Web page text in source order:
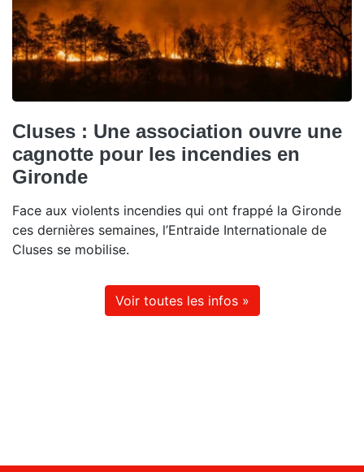
Cluses : Une association ouvre une
cagnotte pour les incendies en
Gironde
Face aux violents incendies qui ont frappé la Gironde
ces dernières semaines, l’Entraide Internationale de
Cluses se mobilise.
Voir toutes les infos »